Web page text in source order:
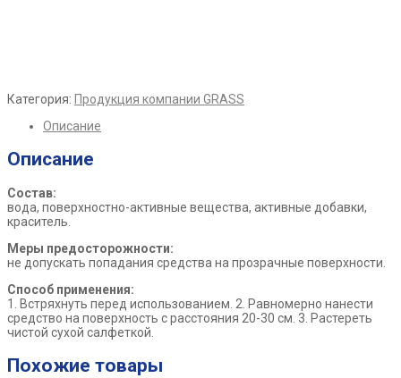
Категория: Продукция компании GRASS
Описание
Описание
Состав:
вода, поверхностно-активные вещества, активные добавки,
краситель.
Меры предосторожности:
не допускать попадания средства на прозрачные поверхности.
Способ применения:
1. Встряхнуть перед использованием. 2. Равномерно нанести
средство на поверхность с расстояния 20-30 см. 3. Растереть
чистой сухой салфеткой.
Похожие товары